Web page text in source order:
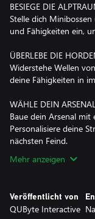
BESIEGE DIE
Stelle dich
und Fähigkeiten ein,
ÜBERLEBE DIE
Widerstehe Wellen
deine Fähigkeiten in
WÄHLE DEIN
Baue dein Arsenal
Personalisiere deine
nächsten Feind.
Mehr anzeigen
Veröffentlicht von
QUByte Interactive